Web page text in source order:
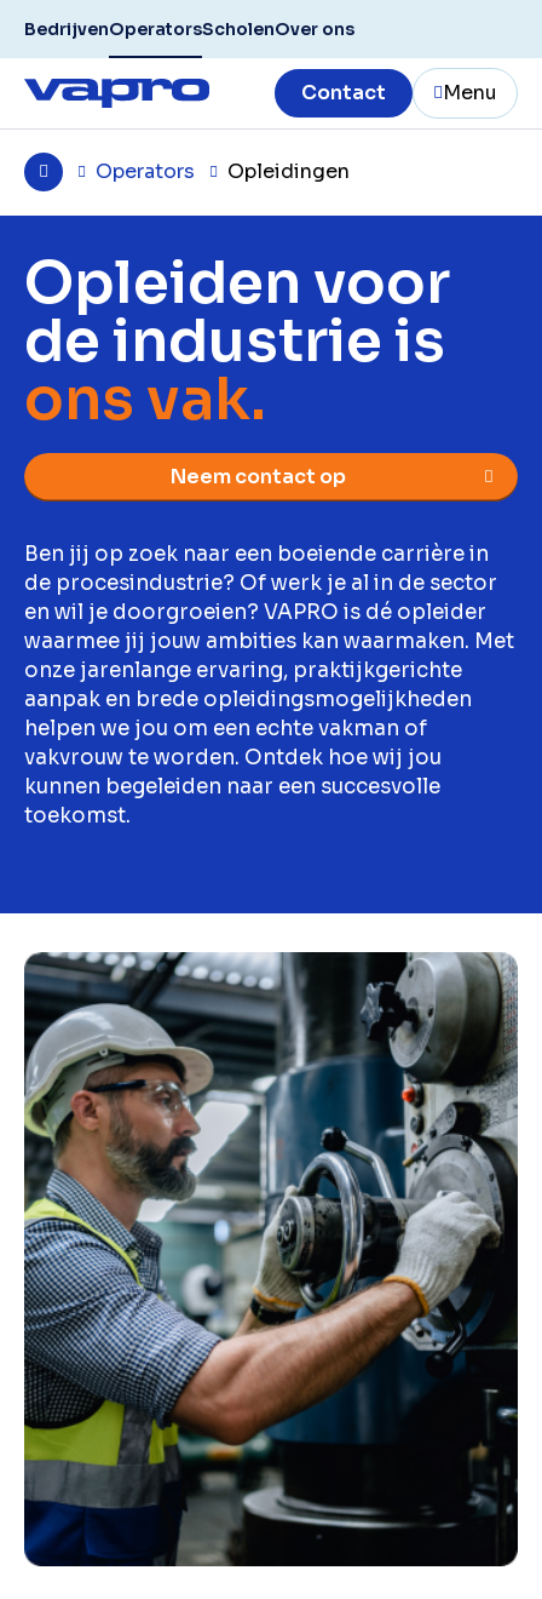
BedrijvenOperatorsScholenOver ons
Contact Menu
Opleiden voor
de industrie is
ons vak.
Neem contact op
Ben jij op zoek naar een boeiende carrière in
de procesindustrie? Of werk je al in de sector
en wil je doorgroeien? VAPRO is dé opleider
waarmee jij jouw ambities kan waarmaken. Met
onze jarenlange ervaring, praktijkgerichte
aanpak en brede opleidingsmogelijkheden
helpen we jou om een echte vakman of
vakvrouw te worden. Ontdek hoe wij jou
kunnen begeleiden naar een succesvolle
toekomst.
Operators Opleidingen